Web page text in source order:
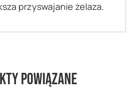
przyswajanie żelaza.
powiązane